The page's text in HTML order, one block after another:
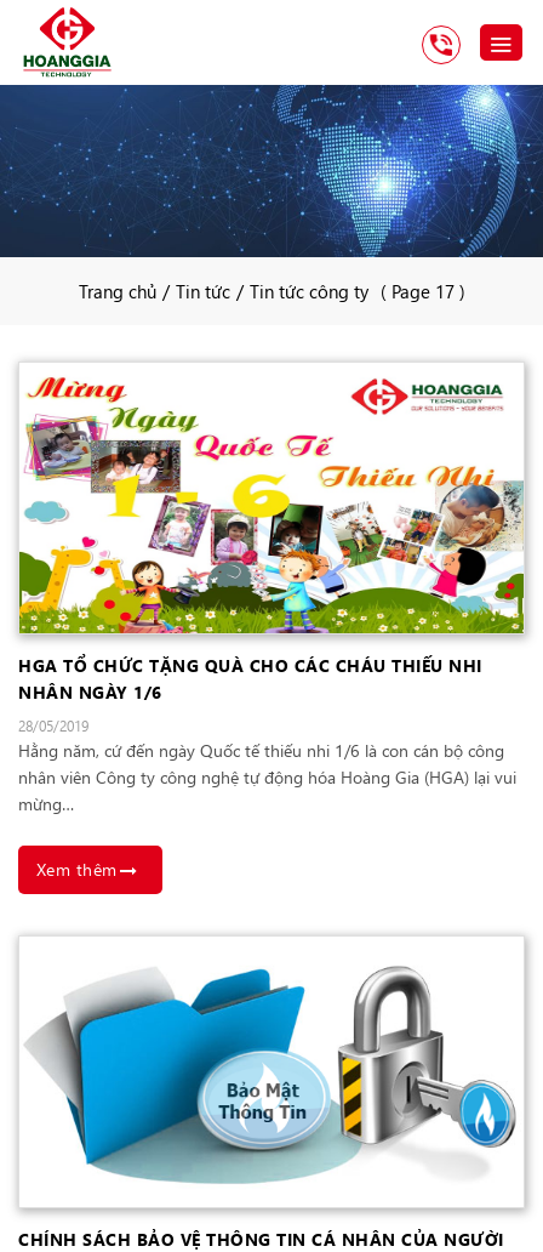
Trang chủ / Tin tức / Tin tức công ty ( Page 17 )
HGA TỔ CHỨC TẶNG QUÀ CHO CÁC CHÁU THIẾU NHI
NHÂN NGÀY 1/6
28/05/2019
Hằng năm, cứ đến ngày Quốc tế thiếu nhi 1/6 là con cán bộ công
nhân viên Công ty công nghệ tự động hóa Hoàng Gia (HGA) lại vui
mừng…
Xem thêm
CHÍNH SÁCH BẢO VỆ THÔNG TIN CÁ NHÂN CỦA NGƯỜI